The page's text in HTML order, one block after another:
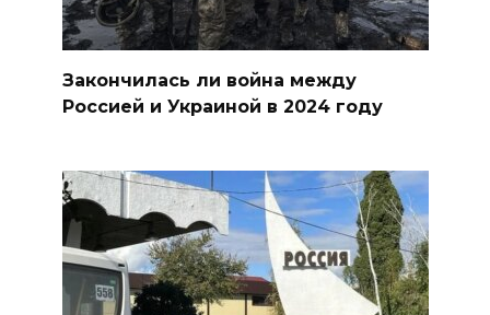
Закончилась ли война между
Россией и Украиной в 2024 году